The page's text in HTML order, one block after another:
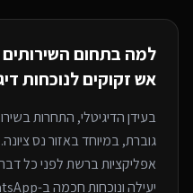
למה בתחום ה
אשזקוקים לנוכחות
בעידן הדיגיטלי, התחרות ב
גוברת, במיוחדבאזור נס ציונה
אפליקציותברשת לפני כל